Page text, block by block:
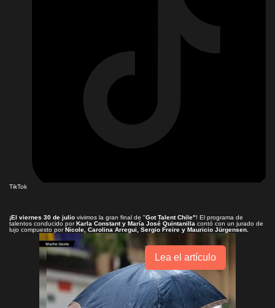
TikTok
¡El viernes 30 de julio vivimos la gran final de "Got Talent Chile"! El programa de
talentos conducido porKarla Constant y María José Quintanilla contó con un jurado de
lujo compuesto porNicole, Carolina Arregui, Sergio Freire y Mauricio Jürgensen.
Lea el artículo